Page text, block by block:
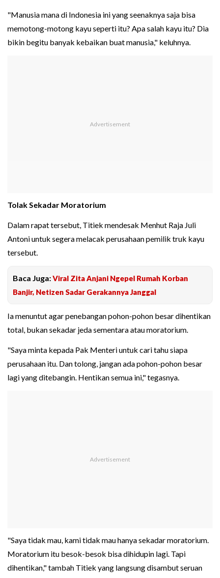
"Manusia mana di Indonesia ini yang seenaknya saja bisa
memotong-motong kayu seperti itu? Apa salah kayu itu? Dia
bikin begitu banyak kebaikan buat manusia," keluhnya.
Tolak Sekadar Moratorium
Dalam rapat tersebut, Titiek mendesak Menhut Raja Juli
Antoni untuk segera melacak perusahaan pemilik truk kayu
tersebut.
Baca Juga:Viral Zita Anjani Ngepel Rumah Korban
Banjir, Netizen Sadar Gerakannya Janggal
Ia menuntut agar penebangan pohon-pohon besar dihentikan
total, bukan sekadar jeda sementara atau moratorium.
"Saya minta kepada Pak Menteri untuk cari tahu siapa
perusahaan itu. Dan tolong, jangan ada pohon-pohon besar
lagi yang ditebangin. Hentikan semua ini," tegasnya.
"Saya tidak mau, kami tidak mau hanya sekadar moratorium.
Moratorium itu besok-besok bisa dihidupin lagi. Tapi
dihentikan," tambah Titiek yang langsung disambut seruan